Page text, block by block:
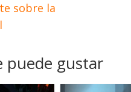
sobre la
puede gustar